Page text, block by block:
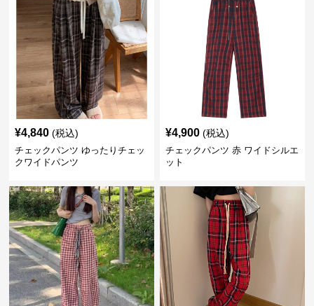
¥4,840 (税込)
チェックパンツ ゆったりチェッ
クワイドパンツ
¥4,900 (税込)
チェックパンツ 赤 ワイドシルエ
ット